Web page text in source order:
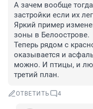
А зачем вообще
застройки если их
Яркий пример
зоны в Белоострове.
Теперь рядом с
оказывается и
можно. И птицы, и
третий план.
ОТВЕТИТЬ 4